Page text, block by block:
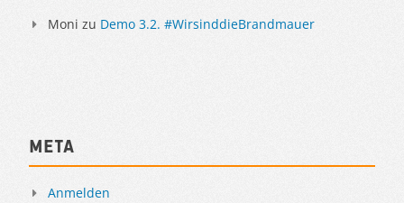
Moni zu Demo 3.2. #WirsinddieBrandmauer
Meta
Anmelden